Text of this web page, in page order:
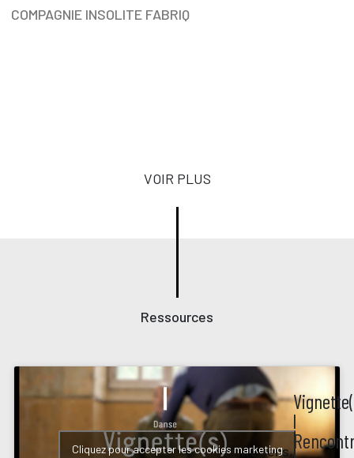
COMPAGNIE INSOLITE FABRIQ
VOIR PLUS
Ressources
Entretiens,
l
Cliquez pour accepter les cookies marketing